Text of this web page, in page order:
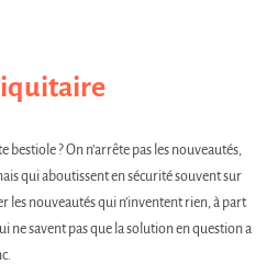
bestiole ? On n’arrête pas les nouveautés,
qui aboutissent en sécurité souvent sur
les nouveautés qui n’inventent rien, à part
ne savent pas que la solution en question a